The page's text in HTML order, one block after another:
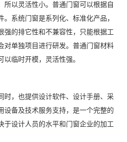
所以灵活性小。普通门窗可以根据自
系统门窗是系列化、标准化产品，
强的排它性和不兼容性，只能根据工
对单独项目进行研发。普通门窗材料
临时开模，灵活性强。
，也提供设计软件、设计手册、采
设备及技术服务支持，是一个完整的
于设计人员的水平和门窗企业的加工